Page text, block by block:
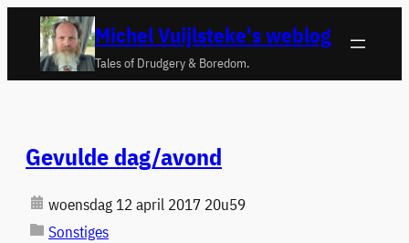
naar
Michel Vuijlsteke's weblog
Tales of Drudgery & Boredom.
Gevulde dag/avond
woensdag 12 april 2017 20u59
Sonstiges